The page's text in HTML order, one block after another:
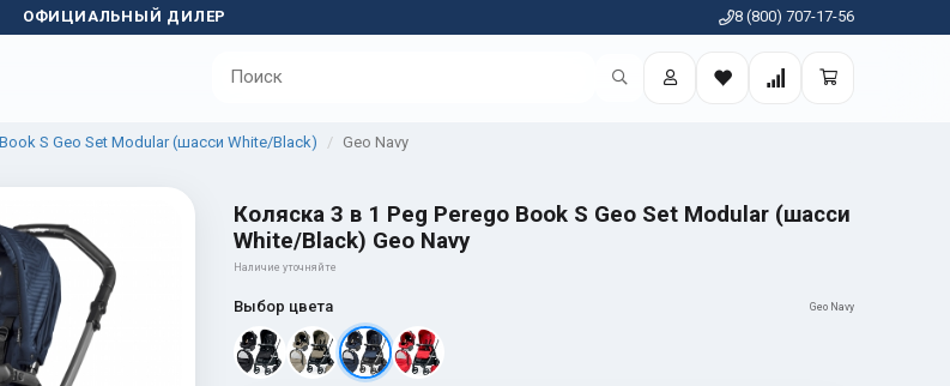
ОФИЦИАЛЬНЫЙ ДИЛЕР 8 (800) 707-17-56
S Geo Set Modular (шасси White/Black) Geo Navy
Коляска 3 в 1 Peg Perego Book S Geo Set Modular (шасси
White/Black) Geo Navy
Наличие уточняйте
Выбор цвета Geo Navy